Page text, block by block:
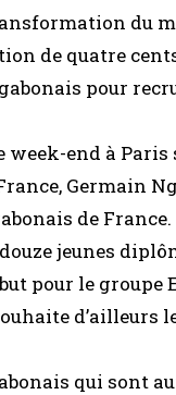
du
de quatre
pour
week-end à
Germain
de France.
jeunes
pour le groupe
d’ailleurs
qui sont